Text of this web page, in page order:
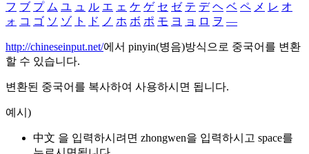
フ ブ プ ム ユ ュ ル エ ェ ケ ゲ セ ゼ テ デ ヘ ベ ペ メ レ オ
ォ コ ゴ ソ ゾ ト ド ノ ホ ボ ポ モ ヨ ョ ロ ヲ ―
http://chineseinput.net/에서 pinyin(병음)방식으로 중국어를 변환
할 수 있습니다.
변환된 중국어를 복사하여 사용하시면 됩니다.
예시)
中文 을 입력하시려면 zhongwen을 입력하시고 space를